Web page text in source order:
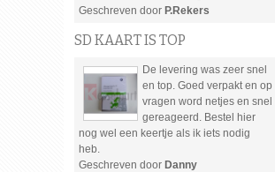
Geschreven door P.Rekers
SD KAART IS TOP
De levering was zeer snel
en top. Goed verpakt en op
vragen word netjes en snel
gereageerd. Bestel hier
nog wel een keertje als ik iets nodig
heb.
Geschreven door Danny